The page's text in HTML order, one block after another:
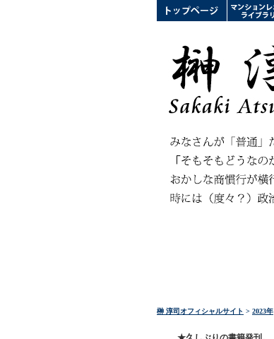
榊 淳司オフィシャルサイト > 2023年